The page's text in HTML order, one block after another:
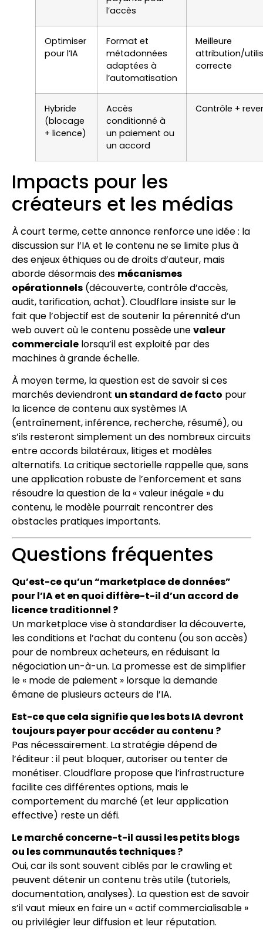
l’accès
Optimiser
pour l’IA
Format et
métadonnées
adaptées à
l’automatisation
Meilleure
attribution/
correcte
Hybride
(blocage
+ licence)
Accès
conditionné à
un paiement ou
un accord
Contrôle +
Impacts pour les
créateurs et les médias
À court terme, cette annonce renforce une idée : la
discussion sur l’IA et le contenu ne se limite plus à
des enjeux éthiques ou de droits d’auteur, mais
aborde désormais des mécanismes
opérationnels (découverte, contrôle d’accès,
audit, tarification, achat). Cloudflare insiste sur le
fait que l’objectif est de soutenir la pérennité d’un
web ouvert où le contenu possède unevaleur
commerciale lorsqu’il est exploité par des
machines à grande échelle.
À moyen terme, la question est de savoir si ces
marchés deviendront un standard de facto pour
la licence de contenu aux systèmes IA
(entraînement, inférence, recherche, résumé), ou
s’ils resteront simplement un des nombreux circuits
entre accords bilatéraux, litiges et modèles
alternatifs. La critique sectorielle rappelle que, sans
une application robuste de l’enforcement et sans
résoudre la question de la « valeur inégale » du
contenu, le modèle pourrait rencontrer des
obstacles pratiques importants.
Questions fréquentes
Qu’est-ce qu’un “marketplace de données”
pour l’IA et en quoi diffère-t-il d’un accord de
licence traditionnel ?
Un marketplace vise à standardiser la découverte,
les conditions et l’achat du contenu (ou son accès)
pour de nombreux acheteurs, en réduisant la
négociation un-à-un. La promesse est de simplifier
le « mode de paiement » lorsque la demande
émane de plusieurs acteurs de l’IA.
Est-ce que cela signifie que les bots IA devront
toujours payer pour accéder au contenu ?
Pas nécessairement. La stratégie dépend de
l’éditeur : il peut bloquer, autoriser ou tenter de
monétiser. Cloudflare propose que l’infrastructure
facilite ces différentes options, mais le
comportement du marché (et leur application
effective) reste un défi.
Le marché concerne-t-il aussi les petits blogs
ou les communautés techniques ?
Oui, car ils sont souvent ciblés par le crawling et
peuvent détenir un contenu très utile (tutoriels,
documentation, analyses). La question est de savoir
s’il vaut mieux en faire un « actif commercialisable »
ou privilégier leur diffusion et leur réputation.